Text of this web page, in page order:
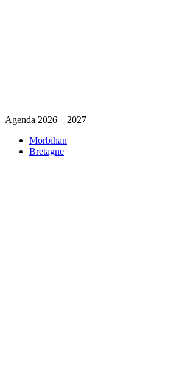
Agenda 2026 – 2027
Morbihan
Bretagne